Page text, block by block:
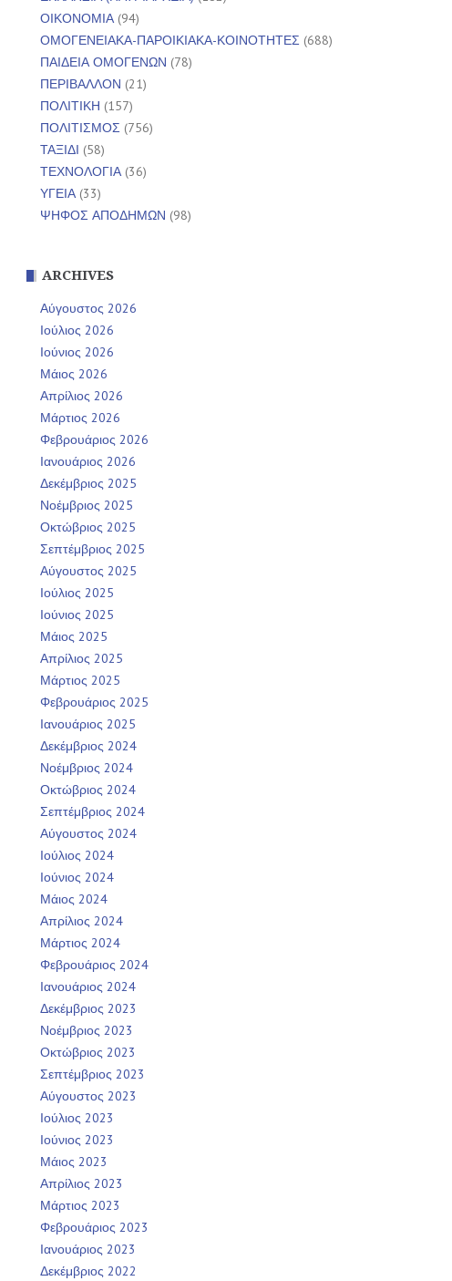
ΟΙΚΟΝΟΜΙΑ(94)
ΟΜΟΓΕΝΕΙΑΚΑ-ΠΑΡΟΙΚΙΑΚΑ-ΚΟΙΝΟΤΗΤΕΣ (688)
ΠΑΙΔΕΙΑ ΟΜΟΓΕΝΩΝ (78)
ΠΕΡΙΒΑΛΛΟΝ (21)
ΠΟΛΙΤΙΚΗ (157)
ΠΟΛΙΤΙΣΜΟΣ (756)
ΤΑΞΙΔΙ (58)
ΤΕΧΝΟΛΟΓΙΑ(36)
ΥΓΕΙΑ(33)
ΨΗΦΟΣ ΑΠΟΔΗΜΩΝ (98)
ARCHIVES
Αύγουστος 2026
Ιούλιος 2026
Ιούνιος 2026
Μάιος 2026
Απρίλιος 2026
Μάρτιος 2026
Φεβρουάριος 2026
Ιανουάριος 2026
Δεκέμβριος 2025
Νοέμβριος 2025
Οκτώβριος 2025
Σεπτέμβριος 2025
Αύγουστος 2025
Ιούλιος 2025
Ιούνιος 2025
Μάιος 2025
Απρίλιος 2025
Μάρτιος 2025
Φεβρουάριος 2025
Ιανουάριος 2025
Δεκέμβριος 2024
Νοέμβριος 2024
Οκτώβριος 2024
Σεπτέμβριος 2024
Αύγουστος 2024
Ιούλιος 2024
Ιούνιος 2024
Μάιος 2024
Απρίλιος 2024
Μάρτιος 2024
Φεβρουάριος 2024
Ιανουάριος 2024
Δεκέμβριος 2023
Νοέμβριος 2023
Οκτώβριος 2023
Σεπτέμβριος 2023
Αύγουστος 2023
Ιούλιος 2023
Ιούνιος 2023
Μάιος 2023
Απρίλιος 2023
Μάρτιος 2023
Φεβρουάριος 2023
Ιανουάριος 2023
Δεκέμβριος 2022